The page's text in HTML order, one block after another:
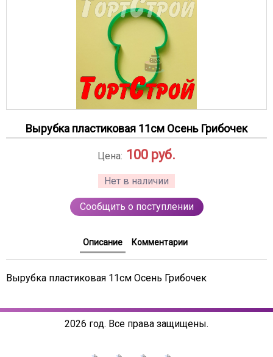
Вырубка пластиковая 11см Осень Грибочек
Нет в наличии
Цена: 100 руб.
Сообщить о поступлении
Описание Комментарии
Вырубка пластиковая 11см Осень Грибочек
2026 год. Все права защищены.